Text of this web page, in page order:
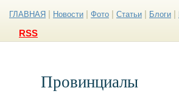
ГЛАВНАЯ Новости Фото Статьи Блоги
RSS
Провинциалы